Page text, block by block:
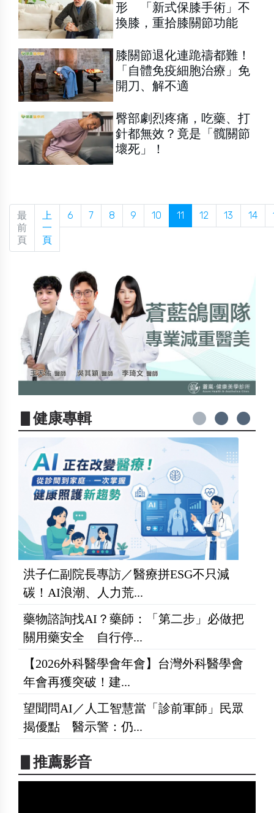
形 「新式保膝手術」不
換膝，重拾膝關節功能
膝關節退化連跪禱都難！
「自體免疫細胞治療」免
開刀、解不適
臀部劇烈疼痛，吃藥、打
針都無效？竟是「髖關節
壞死」！
最
前
頁
上
一
頁
6 7 8 9 10 11 12 13 14
▋健康專輯
洪子仁副院長專訪／醫療拼ESG不只減
碳！AI浪潮、人力荒...
藥物諮詢找AI？藥師：「第二步」必做把
關用藥安全 自行停...
【2026外科醫學會年會】台灣外科醫學會
年會再獲突破！建...
望聞問AI／人工智慧當「診前軍師」民眾
揭優點 醫示警：仍...
▋推薦影音